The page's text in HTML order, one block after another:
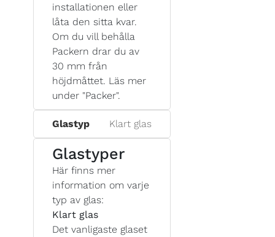
installationen eller
låta den sitta kvar.
Om du vill behålla
Packern drar du av
30 mm från
höjdmåttet. Läs mer
under "Packer".
Glastyp Klart glas
Glastyper
Här finns mer
information om varje
typ av glas:
Klart glas
Det vanligaste glaset